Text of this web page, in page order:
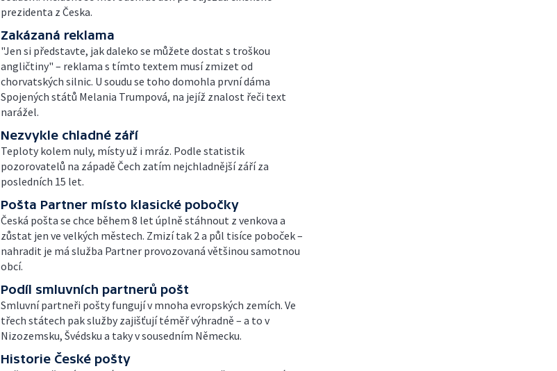
prezidenta z Česka.
Zakázaná reklama
"Jen si představte, jak daleko se můžete dostat s troškou
angličtiny" – reklama s tímto textem musí zmizet od
chorvatských silnic. U soudu se toho domohla první dáma
Spojených států Melania Trumpová, na jejíž znalost řeči text
narážel.
Nezvykle chladné září
Teploty kolem nuly, místy už i mráz. Podle statistik
pozorovatelů na západě Čech zatím nejchladnější září za
posledních 15 let.
Pošta Partner místo klasické pobočky
Česká pošta se chce během 8 let úplně stáhnout z venkova a
zůstat jen ve velkých městech. Zmizí tak 2 a půl tisíce poboček –
nahradit je má služba Partner provozovaná většinou samotnou
obcí.
Podíl smluvních partnerů pošt
Smluvní partneři pošty fungují v mnoha evropských zemích. Ve
třech státech pak služby zajišťují téměř výhradně – a to v
Nizozemsku, Švédsku a taky v sousedním Německu.
Historie České pošty